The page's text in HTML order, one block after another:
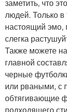
заметить, что
людей. Только в
настоящий эмо,
слегка
Также можете
главной
черные
или рваными, с
обтягивающие